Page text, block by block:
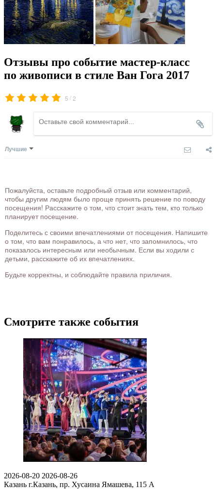
Отзывы про событие мастер-класс
по живописи в стиле Ван Гога 2017
5 /2
Лучшие
Пожалуйста, оставьте подробный отзыв или комментарий,
чтобы другим людям было проще принять решение по поводу
посещения! Расскажите о том, что стоит знать тем, кто только
планирует посещение.
Поделитесь с своими впечатлениями от посещения. Напишите
о том, что вам понравилось, а что нет, что запомнилось, что
показалось интересным или необычным. Если вы ходили с
детьми, расскажите об их впечатлениях.
Будьте корректны, и соблюдайте правила приличия.
Смотрите также события
2026-08-20 2026-08-26
Казань г.Казань, пр. Хусаина Ямашева, 115 A